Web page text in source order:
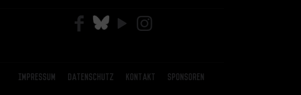
Impressum Datenschutz Kontakt Sponsoren